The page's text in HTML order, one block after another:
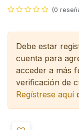
(0
Debe estar
cuenta para
acceder a más
verificación de
Regístrese aquí